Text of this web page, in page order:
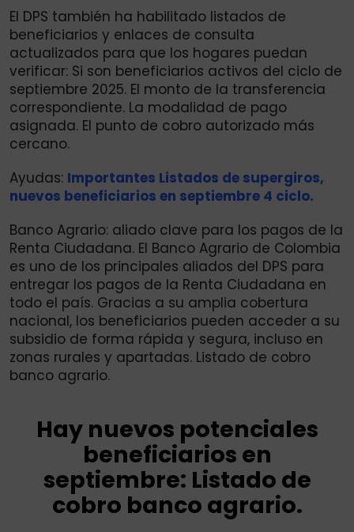
El DPS también ha habilitado listados de
beneficiarios y enlaces de consulta
actualizados para que los hogares puedan
verificar: Si son beneficiarios activos del ciclo de
septiembre 2025. El monto de la transferencia
correspondiente. La modalidad de pago
asignada. El punto de cobro autorizado más
cercano.
Ayudas: Importantes Listados de supergiros,
nuevos beneficiarios en septiembre 4 ciclo.
Banco Agrario: aliado clave para los pagos de la
Renta Ciudadana. El Banco Agrario de Colombia
es uno de los principales aliados del DPS para
entregar los pagos de la Renta Ciudadana en
todo el país. Gracias a su amplia cobertura
nacional, los beneficiarios pueden acceder a su
subsidio de forma rápida y segura, incluso en
zonas rurales y apartadas. Listado de cobro
banco agrario.
Hay nuevos potenciales
beneficiarios en
septiembre: Listado de
cobro banco agrario.